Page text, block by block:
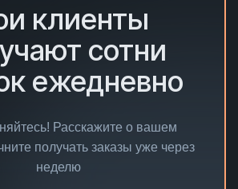
клиенты
сотни
ежедневно
Расскажите о вашем
получать заказы уже через
неделю